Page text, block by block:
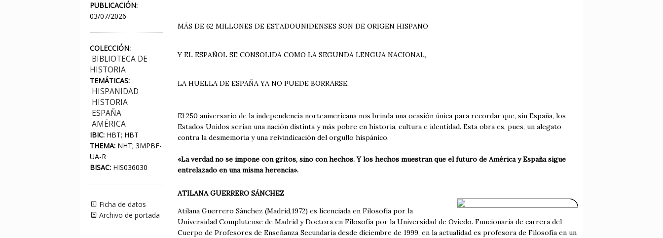
PUBLICACIÓN:
03/07/2026
COLECCIÓN:
BIBLIOTECA DE
HISTORIA
TEMÁTICAS:
HISPANIDAD
HISTORIA
ESPAÑA
AMÉRICA
IBIC: HBT; HBT
THEMA: NHT; 3MPBF-
UA-R
BISAC: HIS036030
Ficha de datos
Archivo de portada
MÁS DE 62 MILLONES DE ESTADOUNIDENSES SON DE ORIGEN HISPANO
Y EL ESPAÑOL SE CONSOLIDA COMO LA SEGUNDA LENGUA NACIONAL,
LA HUELLA DE ESPAÑA YA NO PUEDE BORRARSE.
El 250 aniversario de la independencia norteamericana nos brinda una ocasión única para recordar que, sin España, los
Estados Unidos serían una nación distinta y más pobre en historia, cultura e identidad. Esta obra es, pues, un alegato
contra la desmemoria y una reivindicación del orgullo hispánico.
«La verdad no se impone con gritos, sino con hechos. Y los hechos muestran que el futuro de América y España sigue
entrelazado en una misma herencia».
ATILANA GUERRERO SÁNCHEZ
Atilana Guerrero Sánchez (Madrid,1972) es licenciada en Filosofía por la
Universidad Complutense de Madrid y Doctora en Filosofía por la Universidad de Oviedo. Funcionaria de carrera del
Cuerpo de Profesores de Enseñanza Secundaria desde diciembre de 1999, en la actualidad es profesora de Filosofía en un